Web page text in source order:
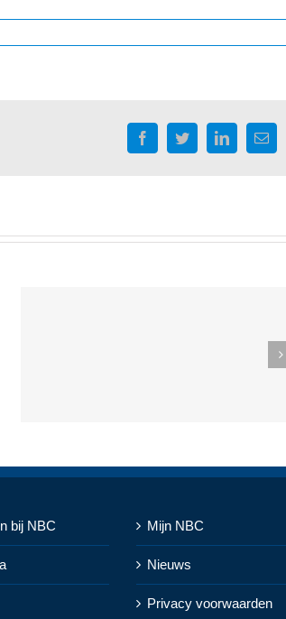
FacebookTwitterLinkedIn
E-
mail
bij NBC Mijn NBC
Nieuws
Privacy voorwaarden